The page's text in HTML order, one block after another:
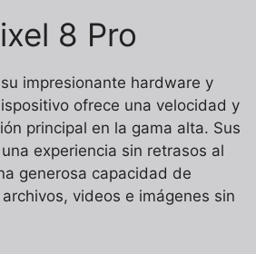
8 Pro
impresionante hardware y
ofrece una velocidad y
principal en la gama alta. Sus
experiencia sin retrasos al
generosa capacidad de
videos e imágenes sin